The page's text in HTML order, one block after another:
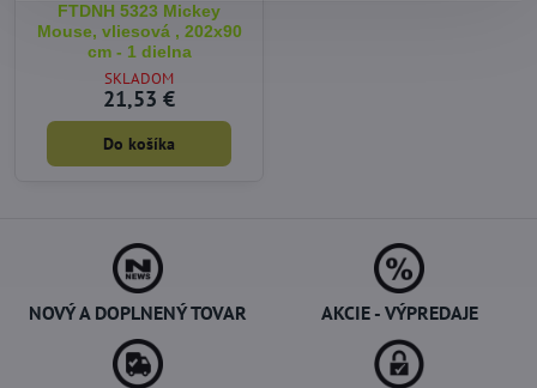
FTDNH 5323 Mickey
Mouse, vliesová , 202x90
cm - 1 dielna
SKLADOM
21,53 €
Do košíka
NOVÝ A DOPLNENÝ TOVAR AKCIE - VÝPREDAJE